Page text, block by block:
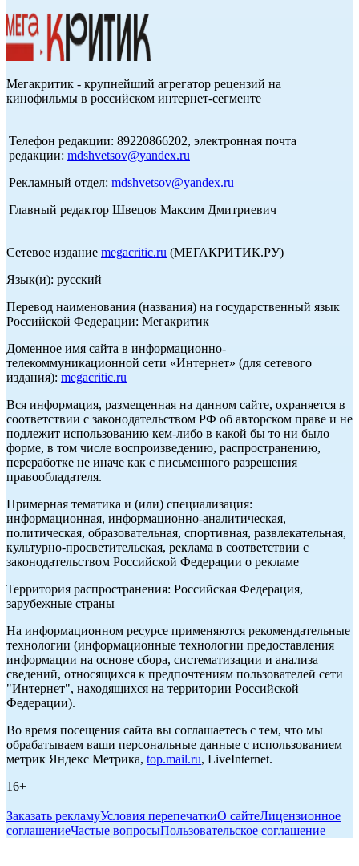
Мегакритик - крупнейший агрегатор рецензий на
кинофильмы в российском интернет-сегменте
Телефон редакции: 89220866202, электронная почта
редакции: mdshvetsov@yandex.ru
Рекламный отдел: mdshvetsov@yandex.ru
Главный редактор Швецов Максим Дмитриевич
Сетевое издание megacritic.ru (МЕГАКРИТИК.РУ)
Язык(и): русский
Перевод наименования (названия) на государственный язык
Российской Федерации: Мегакритик
Доменное имя сайта в информационно-
телекоммуникационной сети «Интернет» (для сетевого
издания): megacritic.ru
Вся информация, размещенная на данном сайте, охраняется в
соответствии с законодательством РФ об авторском праве и не
подлежит использованию кем-либо в какой бы то ни было
форме, в том числе воспроизведению, распространению,
переработке не иначе как с письменного разрешения
правообладателя.
Примерная тематика и (или) специализация:
информационная, информационно-аналитическая,
политическая, образовательная, спортивная, развлекательная,
культурно-просветительская, реклама в соответствии с
законодательством Российской Федерации о рекламе
Территория распространения: Российская Федерация,
зарубежные страны
На информационном ресурсе применяются рекомендательные
технологии (информационные технологии предоставления
информации на основе сбора, систематизации и анализа
сведений, относящихся к предпочтениям пользователей сети
"Интернет", находящихся на территории Российской
Федерации).
Во время посещения сайта вы соглашаетесь с тем, что мы
обрабатываем ваши персональные данные с использованием
метрик Яндекс Метрика, top.mail.ru, LiveInternet.
16+
Заказать рекламуУсловия перепечаткиО сайтеЛицензионное
соглашениеЧастые вопросыПользовательское соглашение